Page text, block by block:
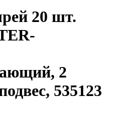
20 шт.
2
535123